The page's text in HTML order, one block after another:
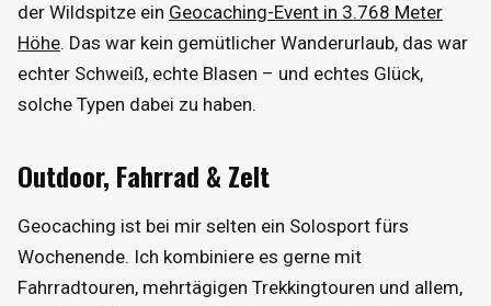
der Wildspitze ein Geocaching-Event in 3.768 Meter
Höhe. Das war kein gemütlicher Wanderurlaub, das war
echter Schweiß, echte Blasen – und echtes Glück,
solche Typen dabei zu haben.
Outdoor, Fahrrad & Zelt
Geocaching ist bei mir selten ein Solosport fürs
Wochenende. Ich kombiniere es gerne mit
Fahrradtouren, mehrtägigen Trekkingtouren und allem,